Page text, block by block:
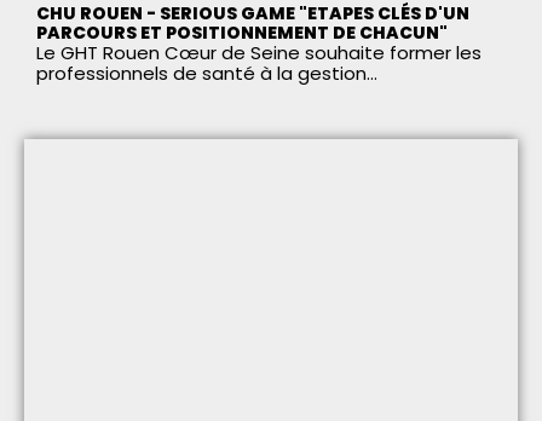
CHU ROUEN - SERIOUS GAME "ETAPES CLÉS D'UN
PARCOURS ET POSITIONNEMENT DE CHACUN"
Le GHT Rouen Cœur de Seine souhaite former les
professionnels de santé à la gestion...